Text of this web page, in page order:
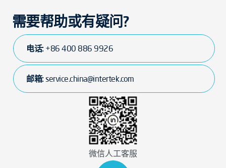
需要帮助或有疑问?
电话: +86 400 886 9926
邮箱:service.china@intertek.com
微信人工客服